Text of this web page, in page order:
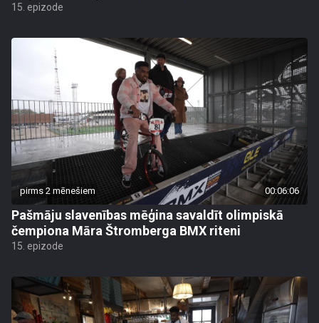
15. epizode
pirms 2 mēnešiem 00:06:06
Pašmāju slavenības mēģina savaldīt olimpiskā
čempiona Māra Štromberga BMX riteni
15. epizode